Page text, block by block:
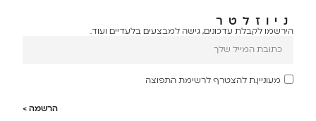
ניוזלטר
הירשמו לקבלת עדכונים, גישה למבצעים בלעדיים ועוד.
מעוניין.ת להצטרף לרשימת התפוצה
הרשמה >